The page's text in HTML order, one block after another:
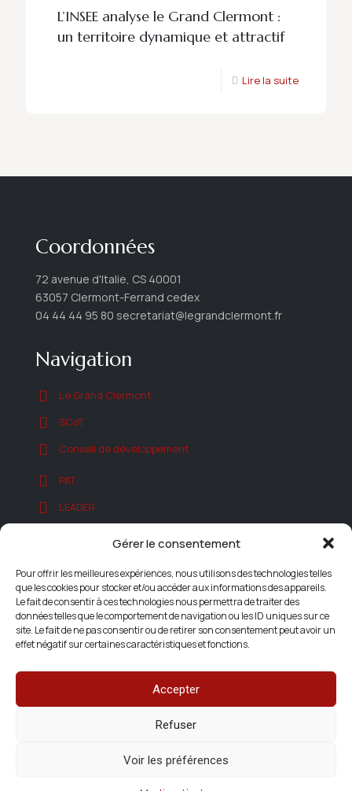
Gérer le consentement
Pour offrir les meilleures expériences, nous utilisons des technologies telles
que les cookies pour stocker et/ou accéder aux informations des appareils.
Le fait de consentir à ces technologies nous permettra de traiter des
données telles que le comportement de navigation ou les ID uniques sur ce
site. Le fait de ne pas consentir ou de retirer son consentement peut avoir un
effet négatif sur certaines caractéristiques et fonctions.
Accepter
Refuser
Voir les préférences
L’INSEE analyse le Grand Clermont :
un territoire dynamique et attractif
Lire la suite
Coordonnées
72 avenue d'Italie, CS 40001
63057 Clermont-Ferrand cedex
04 44 44 95 80 secretariat@legrandclermont.fr
Navigation
Le Grand Clermont
SCoT
Conseil de développement
PAT
LEADER